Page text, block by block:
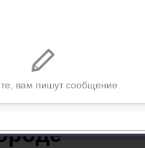
с услугой Наследство